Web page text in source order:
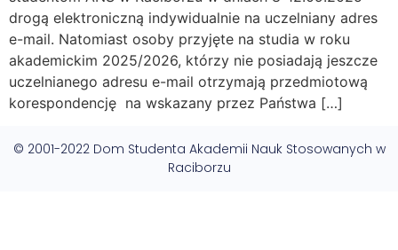
drogą elektroniczną indywidualnie na uczelniany adres
e-mail. Natomiast osoby przyjęte na studia w roku
akademickim 2025/2026, którzy nie posiadają jeszcze
uczelnianego adresu e-mail otrzymają przedmiotową
korespondencję na wskazany przez Państwa […]
© 2001-2022 Dom Studenta Akademii Nauk Stosowanych w
Raciborzu